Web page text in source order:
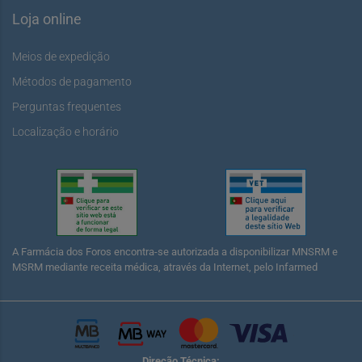
Loja online
Meios de expedição
Métodos de pagamento
Perguntas frequentes
Localização e horário
A Farmácia dos Foros encontra-se autorizada a disponibilizar MNSRM e
MSRM mediante receita médica, através da Internet, pelo Infarmed